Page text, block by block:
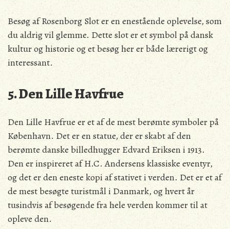
Besøg af Rosenborg Slot er en enestående oplevelse, som
du aldrig vil glemme. Dette slot er et symbol på dansk
kultur og historie og et besøg her er både lærerigt og
interessant.
5. Den Lille Havfrue
Den Lille Havfrue er et af de mest berømte symboler på
København. Det er en statue, der er skabt af den
berømte danske billedhugger Edvard Eriksen i 1913.
Den er inspireret af H.C. Andersens klassiske eventyr,
og det er den eneste kopi af stativet i verden. Det er et af
de mest besøgte turistmål i Danmark, og hvert år
tusindvis af besøgende fra hele verden kommer til at
opleve den.